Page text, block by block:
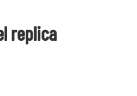
replica